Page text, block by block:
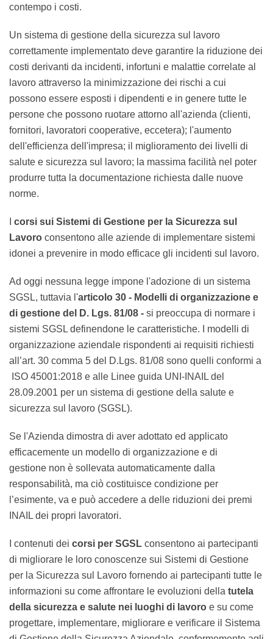
salute e sicurezza cercando, attraverso la
minimizzando al contempo i costi.
Un sistema di gestione della sicurezza sul lavoro
correttamente implementato deve garantire la
riduzione dei costi derivanti da incidenti, infortuni e
malattie correlate al lavoro attraverso la
minimizzazione dei rischi a cui possono essere esposti i
dipendenti e in genere tutte le persone che possono
ruotare attorno all'azienda (clienti, fornitori, lavoratori
cooperative, eccetera); l'aumento dell'efficienza
dell'impresa; il miglioramento dei livelli di salute e
produrre tutta la documentazione richiesta dalle
nuove norme.
Lavoro consentono alle aziende di implementare
sistemi idonei a prevenire in modo efficace gli incidenti
sul lavoro.
Ad oggi nessuna legge impone l'adozione di un sistema
SGSL, tuttavia l'articolo 30 - Modelli di organizzazione
e di gestione del D. Lgs. 81/08 -si preoccupa di
normare i sistemi SGSL definendone le caratteristiche. I
modelli di organizzazione aziendale rispondenti ai
sono quelli conformi a ISO 45001:2018 e alle Linee
guida UNI-INAIL del 28.09.2001 per un sistema di
gestione della salute e sicurezza sul lavoro (SGSL).
Se l'Azienda dimostra di aver adottato ed applicato
efficacemente un modello di organizzazione e di
responsabilità, ma ciò costituisce condizione per
l’esimente, va e può accedere a delle riduzioni dei
premi INAIL dei propri lavoratori.
I contenuti deicorsi per SGSLconsentono ai
partecipanti di migliorare le loro conoscenze sui